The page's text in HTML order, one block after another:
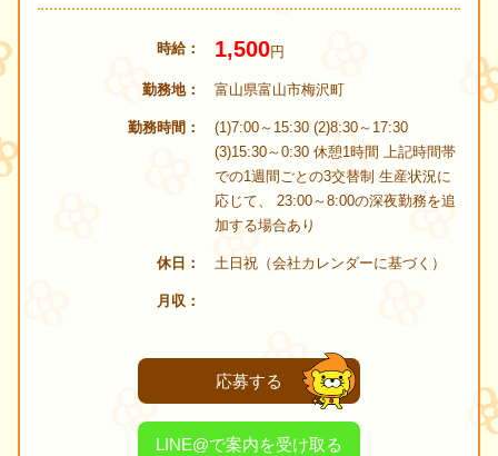
時給 1,500円
勤務地 富山県富山市梅沢町
勤務時間
(1)7:00～15:30 (2)8:30～17:30
(3)15:30～0:30 休憩1時間 上記時間帯
での1週間ごとの3交替制 生産状況に
応じて、 23:00～8:00の深夜勤務を追
加する場合あり
休日 土日祝（会社カレンダーに基づく）
月収
応募する
LINE@で案内を受け取る